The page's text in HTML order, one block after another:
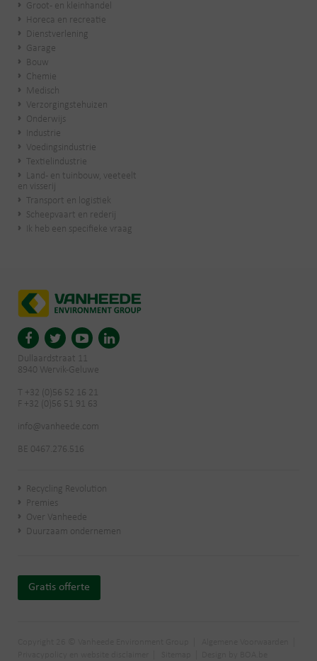
Groot- en kleinhandel
Horeca en recreatie
Dienstverlening
Garage
Bouw
Chemie
Medisch
Verzorgingstehuizen
Onderwijs
Industrie
Voedingsindustrie
Textielindustrie
Land- en tuinbouw, veeteelt
en visserij
Transport en logistiek
Scheepvaart en rederij
Ik heb een specifieke vraag
Dullaardstraat 11
8940 Wervik-Geluwe
T +32 (0)56 52 16 21
F +32 (0)56 51 91 63
info@vanheede.com
BE 0467.276.516
Recycling Revolution
Premies
Over Vanheede
Duurzaam ondernemen
Gratis offerte